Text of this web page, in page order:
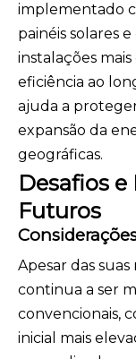
implementado
painéis solares
instalações
eficiência ao
ajuda a
expansão da
geográficas.
Desafios
Futuros
Apesar das
continua a ser
convencionais,
inicial mais